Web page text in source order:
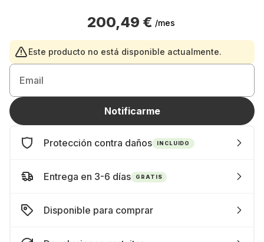
200,49 € /mes
Este producto no está disponible actualmente.
Email
Notificarme
Protección contra daños INCLUIDO
Entrega en 3-6 días GRATIS
Disponible para comprar